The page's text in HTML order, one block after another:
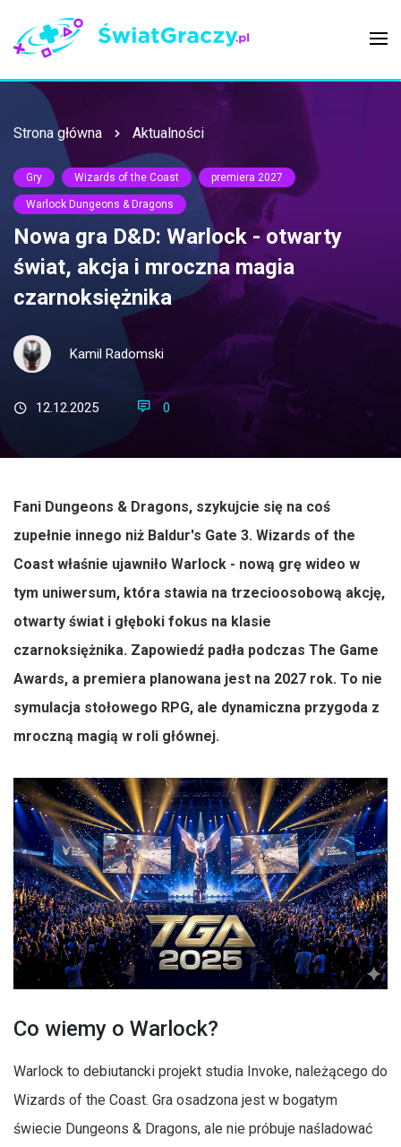
Strona główna Aktualności
Gry Wizards of the Coast premiera 2027
Warlock Dungeons & Dragons
Nowa gra D&D: Warlock - otwarty
świat, akcja i mroczna magia
czarnoksiężnika
Kamil Radomski
12.12.2025 0
Fani Dungeons & Dragons, szykujcie się na coś
zupełnie innego niż Baldur's Gate 3. Wizards of the
Coast właśnie ujawniło Warlock - nową grę wideo w
tym uniwersum, która stawia na trzecioosobową akcję,
otwarty świat i głęboki fokus na klasie
czarnoksiężnika. Zapowiedź padła podczas The Game
Awards, a premiera planowana jest na 2027 rok. To nie
symulacja stołowego RPG, ale dynamiczna przygoda z
mroczną magią w roli głównej.
Co wiemy o Warlock?
Warlock to debiutancki projekt studia Invoke, należącego do
Wizards of the Coast. Gra osadzona jest w bogatym
świecie Dungeons & Dragons, ale nie próbuje naśladować